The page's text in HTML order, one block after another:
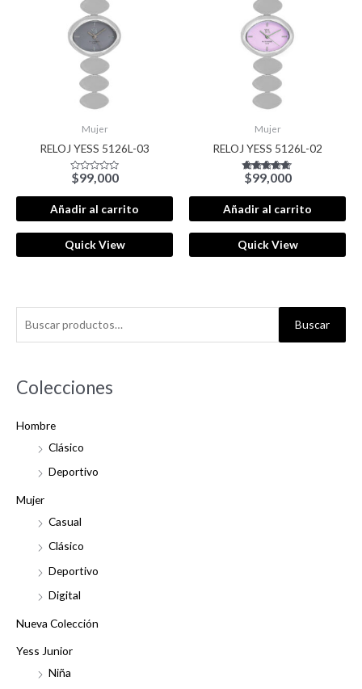
u
c
r
Buscar
Colecciones
Hombre
Clásico
Deportivo
Mujer
Casual
Clásico
Deportivo
Digital
Nueva Colección
Yess Junior
Niña
Mujer
RELOJ YESS 5126L-03
Valorado
con
0
de
5
$99,000
Añadir al carrito
Quick View
Mujer
RELOJ YESS 5126L-02
Valorado con
5.00
de 5
$99,000
Añadir al carrito
Quick View